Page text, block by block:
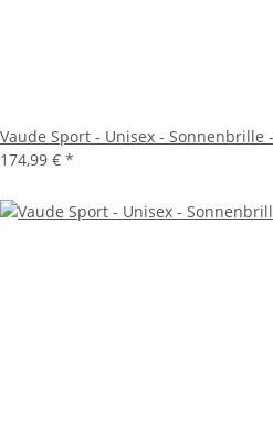
Vaude Sport - Unisex - Sonnenbrille
174,99 € *